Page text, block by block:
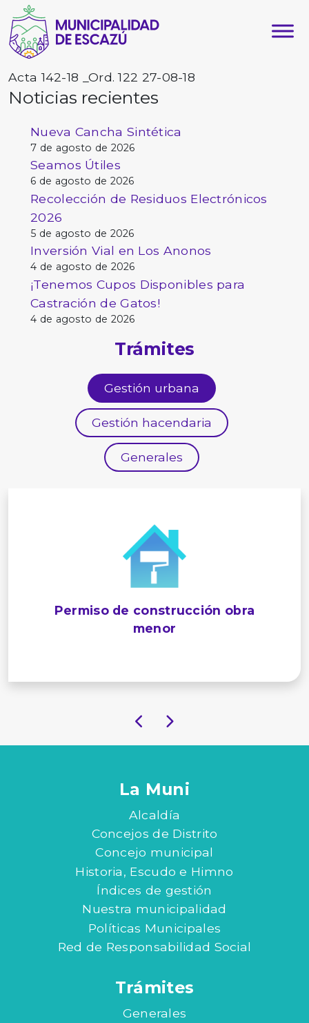
Acta 142-18 _Ord. 122 27-08-18
Noticias recientes
Nueva Cancha Sintética
7 de agosto de 2026
Seamos Útiles
6 de agosto de 2026
Recolección de Residuos Electrónicos
2026
5 de agosto de 2026
Inversión Vial en Los Anonos
4 de agosto de 2026
¡Tenemos Cupos Disponibles para
Castración de Gatos!
4 de agosto de 2026
Trámites
Gestión urbana
Gestión hacendaria
Generales
Permiso de construcción obra
menor
La Muni
Alcaldía
Concejos de Distrito
Concejo municipal
Historia, Escudo e Himno
Índices de gestión
Nuestra municipalidad
Políticas Municipales
Red de Responsabilidad Social
Trámites
Generales